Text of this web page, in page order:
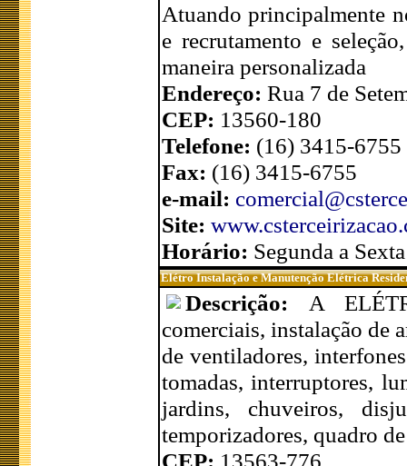
Atuando principalmente
e recrutamento e
maneira personalizada
Endereço: Rua 7 de
CEP: 13560-180
Telefone: (16) 3415-6755
Fax: (16) 3415-6755
e-mail:
Site:
Horário: Segunda a
Elétro Instalação e Manutenção Elétrica
Descrição: A
comerciais, instalação de
de ventiladores,
tomadas, interruptores,
jardins, chuveiros,
temporizadores, quadro
CEP: 13563-776